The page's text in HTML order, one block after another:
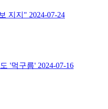
지지" 2024-07-24
'먹구름' 2024-07-16